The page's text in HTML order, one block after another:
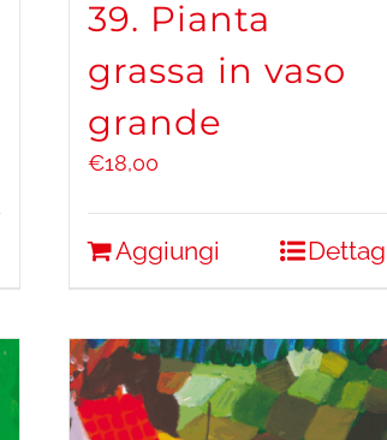
39. Pianta
grassa in vaso
grande
€18,00
Aggiungi